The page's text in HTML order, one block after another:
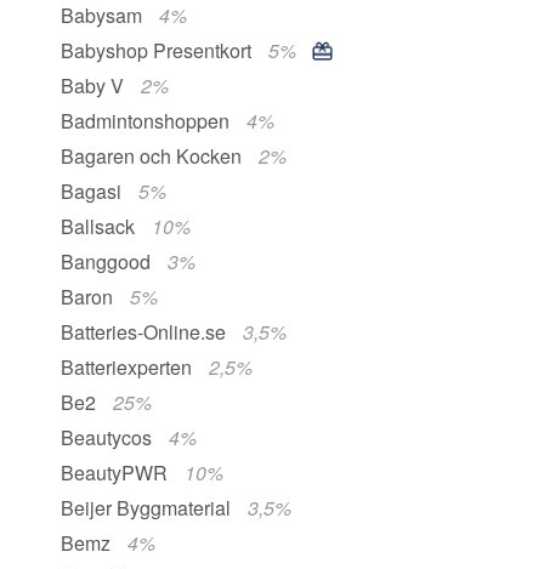
Babysam
4%
Babyshop Presentkort
5%
Baby V
2%
Badmintonshoppen
4%
Bagaren och Kocken
2%
Bagasi
5%
Ballsack
10%
Banggood
3%
Baron
5%
Batteries-Online.se
3,5%
Batteriexperten
2,5%
Be2
25%
Beautycos
4%
BeautyPWR
10%
Beijer Byggmaterial
3,5%
Bemz
4%